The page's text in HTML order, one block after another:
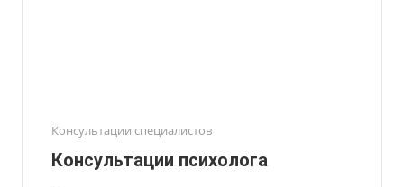
Консультации специалистов
Консультации психолога